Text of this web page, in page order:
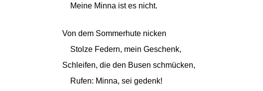
Meine Minna ist es nicht.
Von dem Sommerhute nicken
Stolze Federn, mein Geschenk,
Schleifen, die den Busen schmücken,
Rufen: Minna, sei gedenk!